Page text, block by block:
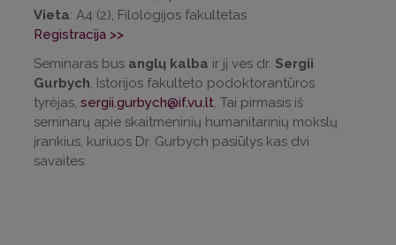
Vieta: A4 (2), Filologijos fakultetas
Registracija >>
Seminaras bus anglų kalba ir jį ves dr. Sergii
Gurbych, Istorijos fakulteto podoktorantūros
tyrėjas, sergii.gurbych@if.vu.lt. Tai pirmasis iš
seminarų apie skaitmeninių humanitarinių mokslų
įrankius, kuriuos Dr. Gurbych pasiūlys kas dvi
savaites.